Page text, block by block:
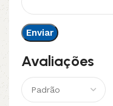
Avaliações